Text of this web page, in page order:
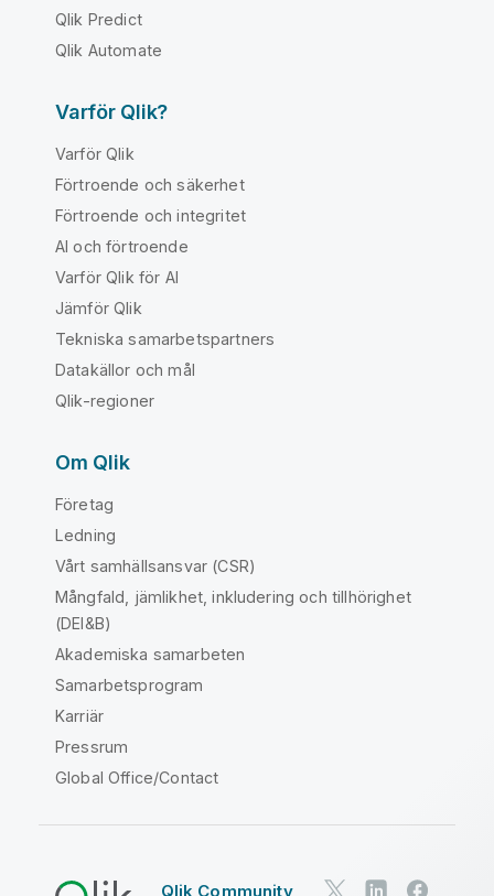
Qlik Predict
Qlik Automate
Varför Qlik?
Varför Qlik
Förtroende och säkerhet
Förtroende och integritet
AI och förtroende
Varför Qlik för AI
Jämför Qlik
Tekniska samarbetspartners
Datakällor och mål
Qlik-regioner
Om Qlik
Företag
Ledning
Vårt samhällsansvar (CSR)
Mångfald, jämlikhet, inkludering och tillhörighet
(DEI&B)
Akademiska samarbeten
Samarbetsprogram
Karriär
Pressrum
Global Office/Contact
Qlik Community